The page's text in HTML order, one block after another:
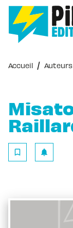
MENU
PIED DE PAGE
Accueil / Auteurs
bookmark_border notifications